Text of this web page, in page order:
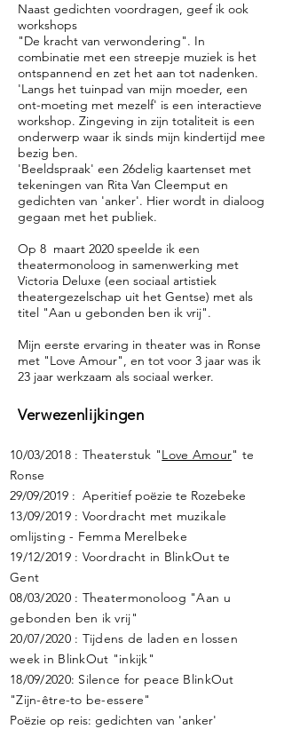
Naast gedichten voordragen, geef ik ook
workshops
"De kracht van verwondering". In
combinatie met een streepje muziek is het
ontspannend en zet het aan tot nadenken.
'Langs het tuinpad van mijn moeder, een
ont-moeting met mezelf' is een interactieve
workshop. Zingeving in zijn totaliteit is een
onderwerp waar ik sinds mijn kindertijd mee
bezig ben.
'Beeldspraak' een 26delig kaartenset met
tekeningen van Rita Van Cleemput en
gedichten van 'anker'. Hier wordt in dialoog
gegaan met het publiek.
Op 8 maart 2020 speelde ik een
theatermonoloog in samenwerking met
Victoria Deluxe (een sociaal artistiek
theatergezelschap uit het Gentse) met als
titel "Aan u gebonden ben ik vrij".
Mijn eerste ervaring in theater was in Ronse
met "Love Amour", en tot voor 3 jaar was ik
23 jaar werkzaam als sociaal werker.
Verwezenlijkingen
10/03/2018 : Theaterstuk "Love Amour" te
Ronse
29/09/2019 : Aperitief poëzie te Rozebeke
13/09/2019 : Voordracht met muzikale
omlijsting - Femma Merelbeke
19/12/2019 : Voordracht in BlinkOut te
Gent
08/03/2020 : Theatermonoloog "Aan u
gebonden ben ik vrij"
20/07/2020 : Tijdens de laden en lossen
week in BlinkOut "inkijk"
18/09/2020: Silence for peace BlinkOut
"Zijn-être-to be-essere"
Poëzie op reis: gedichten van 'anker'